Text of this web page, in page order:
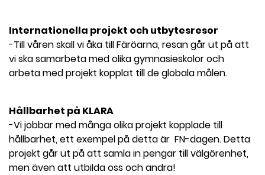
Internationella projekt och utbytesresor
-Till våren skall vi åka till Färöarna, resan går ut på att
vi ska samarbeta med olika gymnasieskolor och
arbeta med projekt kopplat till de globala målen.
Hållbarhet på KLARA
-Vi jobbar med många olika projekt kopplade till
hållbarhet, ett exempel på detta är FN-dagen. Detta
projekt går ut på att samla in pengar till välgörenhet,
men även att utbilda oss och andra!